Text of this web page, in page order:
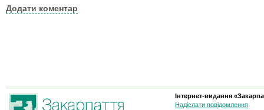
Додати коментар
Інтернет-видання
Надіслати повідомлення